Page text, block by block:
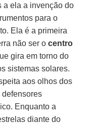
a ela a invenção do
para o
Ela é a primeira
não ser ocentro
gira em torno do
sistemas solares.
aos olhos dos
defensores
Enquanto a
diante do